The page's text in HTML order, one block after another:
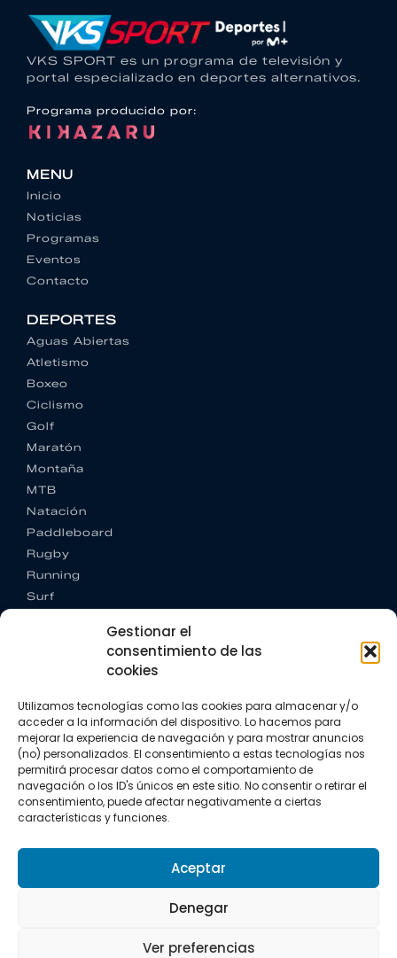
Gestionar el
consentimiento de las
cookies
Utilizamos tecnologías como las cookies para almacenar y/o
acceder a la información del dispositivo. Lo hacemos para
mejorar la experiencia de navegación y para mostrar anuncios
(no) personalizados. El consentimiento a estas tecnologías nos
permitirá procesar datos como el comportamiento de
navegación o los ID's únicos en este sitio. No consentir o retirar el
consentimiento, puede afectar negativamente a ciertas
características y funciones.
Aceptar
Denegar
Ver preferencias
VKS SPORT es un programa de televisión y
portal especializado en deportes alternativos.
Programa producido por:
MENU
Inicio
Noticias
Programas
Eventos
Contacto
DEPORTES
Aguas Abiertas
Atletismo
Boxeo
Ciclismo
Golf
Maratón
Montaña
MTB
Natación
Paddleboard
Rugby
Running
Surf
CONTACTO
+34 662 342 177
info@vkssport.com
SÍGUENOS
Política de privacidad
Política de cookies